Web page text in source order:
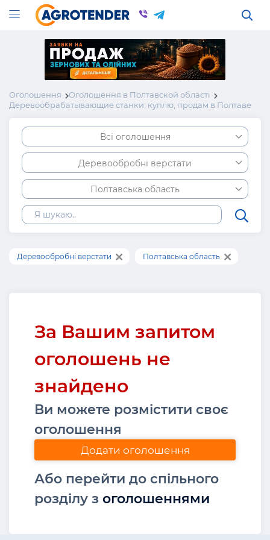
Оголошення
Оголошення в Полтавской області
Деревообрабатывающие станки: куплю, продам в Полтаве
Всі оголошення
Деревообробні верстати
Полтавська область
Деревообробні верстати Полтавська область
За Вашим запитом
оголошень не
знайдено
Ви можете розмістити своє
оголошення
Додати оголошення
Або перейти до спільного
розділу з оголошеннями